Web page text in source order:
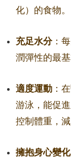
化）的食物。
充足水分：
潤彈性的最基
適度運動 ：
游泳，能促
控制體重，
擁抱身心變化